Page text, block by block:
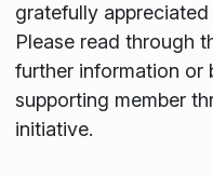
gratefully
Please read through
further information or
supporting member
initiative.